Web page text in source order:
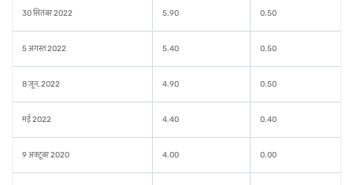
30 सितंबर 2022 5.90 0.50
5 अगस्त 2022 5.40 0.50
8 जून, 2022 4.90 0.50
मई 2022 4.40 0.40
9 अक्टूबर 2020 4.00 0.00